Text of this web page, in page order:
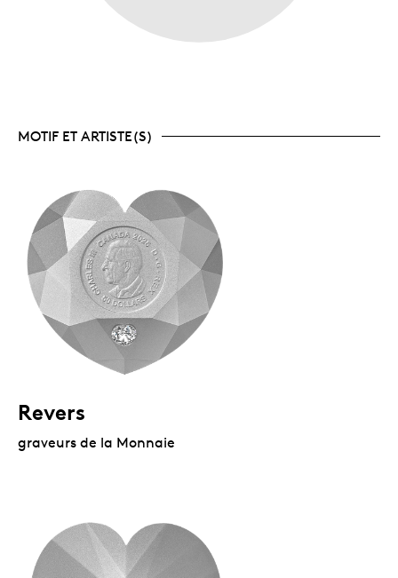
MOTIF ET ARTISTE(S)
Revers
graveurs de la Monnaie